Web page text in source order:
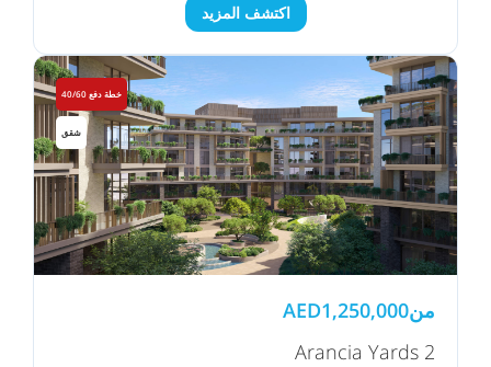
اكتشف المزيد
خطة دفع 40/60
شقق
من AED1,250,000
Arancia Yards 2